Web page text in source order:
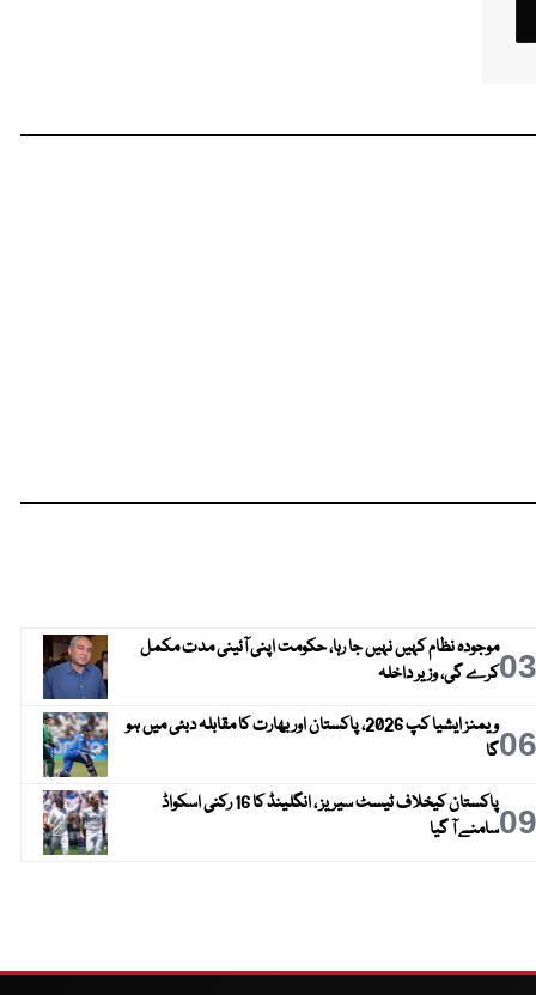
03موجودہ نظام کہیں نہیں جا رہا، حکومت اپنی آئینی مدت مکمل
کرے گی، وزیر داخلہ
06
ویمنز ایشیا کپ 2026، پاکستان اور بھارت کا مقابلہ دبئی میں ہو
گا
09
پاکستان کیخلاف ٹیسٹ سیریز ، انگلینڈ کا 16 رکنی اسکواڈ
سامنے آ گیا